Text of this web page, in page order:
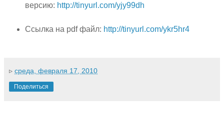
версию: http://tinyurl.com/yjy99dh
Ссылка на pdf файл: http://tinyurl.com/ykr5hr4
▹ среда, февраля 17, 2010
Поделиться